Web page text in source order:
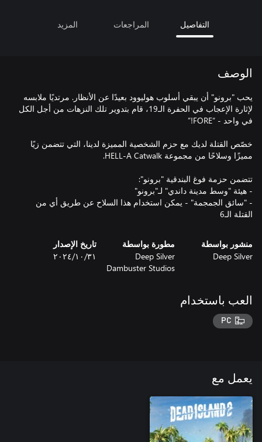
التفاصيل المراجعات المزيد
الوصف
يحب "برونو" أن يبقي أسلوب هوليوود بعيدًا عن الأنظار. مرتديًا ملابسه
لإثارة الإعجاب في الحفرة الـ19، قام بتدوير تلك النزهات من أجل الكل
خصّص القتلة لديك مع حزم الشخصية المميزة لدينا، التي تتضمن زيًا
- "سائق الجمجمة" - يمكن استخدام هذا السلاح عن طريق أي من
القتلة الـ6
منشور بواسطة
Deep Silver
مطورة بواسطة
Deep Silver
Dambuster Studios
تاريخ الإصدار
٣١‏/١٠‏/٢٠٢٤
العب باستخدام
PC
يعمل مع